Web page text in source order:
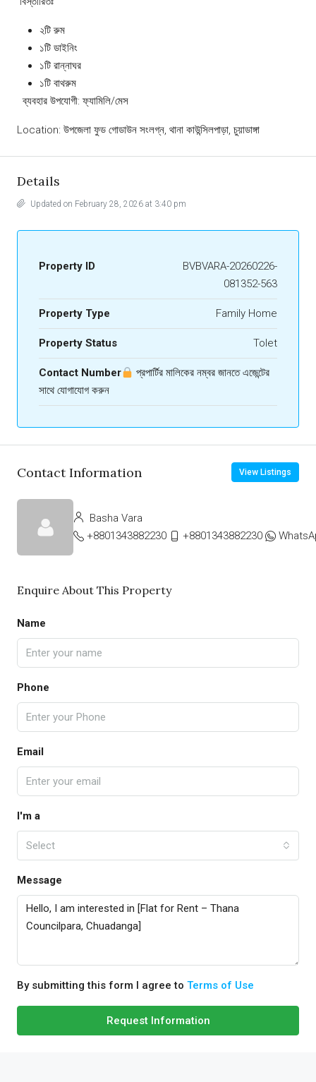
২টি রুম
১টি ডাইনিং
১টি রান্নাঘর
১টি বাথরুম
‍ ‍ ব্যবহার উপযোগী: ফ্যামিলি/মেস
Location: উপজেলা ফুড গোডাউন সংলগ্ন, থানা কাউন্সিলপাড়া, চুয়াডাঙ্গা
Details
Updated on February 28, 2026 at 3:40 pm
Property ID
BVBVARA-20260226-
081352-563
Property Type Family Home
Property Status Tolet
Contact Number
প্রপার্টির মালিকের নম্বর জানতে এজেন্টের
সাথে যোগাযোগ করুন
Contact Information View Listings
Basha Vara
+8801343882230
+8801343882230
Enquire About This Property
Name
Phone
Email
I'm a
Select
Message
By submitting this form I agree to Terms of Use
Request Information